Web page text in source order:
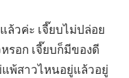
ล้วค่ะ เจี๊ยบไม่ปล่อย
รอก เจี๊ยบก็มีของดี
แพ้สาวไหนอยู่แล้วอยู่